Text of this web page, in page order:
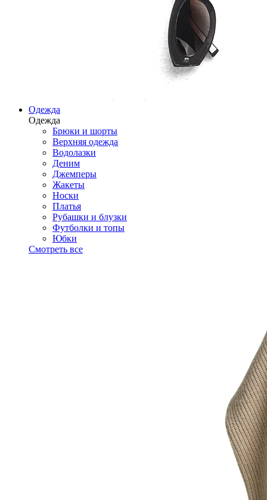
Одежда
Одежда
Брюки и шорты
Верхняя одежда
Водолазки
Деним
Джемперы
Жакеты
Носки
Платья
Рубашки и блузки
Футболки и топы
Юбки
Смотреть все